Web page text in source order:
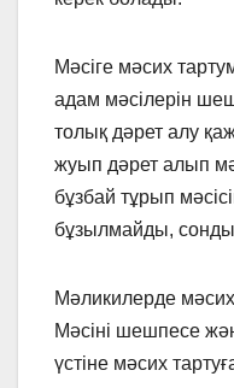
Мәсiге мәсих
адам мәсiлерiн
толық дәрет алу
жуып дәрет алып
бұзбай тұрып
бұзылмайды,
Мәликилерде
Мәсiні шешпесе
үстiне мәсих